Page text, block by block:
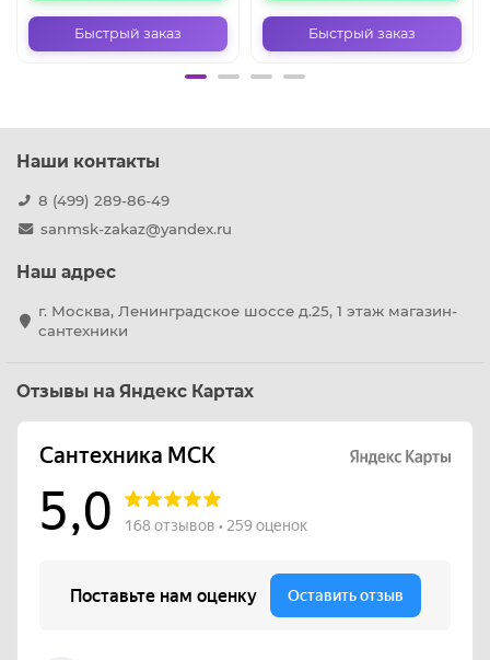
Быстрый заказ Быстрый заказ
Наши контакты
8 (499) 289-86-49
sanmsk-zakaz@yandex.ru
Наш адрес
г. Москва, Ленинградское шоссе д.25, 1 этаж магазин-
сантехники
Отзывы на Яндекс Картах